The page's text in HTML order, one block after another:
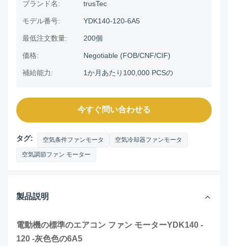
ブランド名: trusTec
モデル番号: YDK140-120-6A5
最低注文数量: 200個
価格: Negotiable (FOB/CNF/CIF)
補給能力: 1か月あたり100,000 PCSの
今すぐ問い合わせる
タグ: 空気条件ファンモータ 空気冷却器ファンモータ
空気調節ファン モーター
製品説明
電動機の標準のエアコン ファン モーターYDK140 -
120 -灰色色の6A5